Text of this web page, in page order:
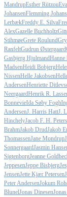
MandrupEsther Rützou
JohansenFlemming
LerbækFreddy E. Silva
AlexGazelle Buchholtz
StihmøeGrete Roulund
RanfeltGudrun Østergaard
Gasbjerg HjulmandHanne
MadsenHeidi Bobjerg
NissenHelle Jakobsen
AndersenHenriette
NeergaardHenrik R.
BonnevieIda Søby Fogh
AndersenJ. Harris HattJ.
HinchelyJacob F. H.
BrahmJakob DrudJakob
ThomassenJane Mondrup
SonnergaardJasmin
SigtenborgJeanne
JeppesenJeppe Bisbjerg
JensenJette Kjær Petersen
Peter AndersenJokum
BlunelJonas Dinesen